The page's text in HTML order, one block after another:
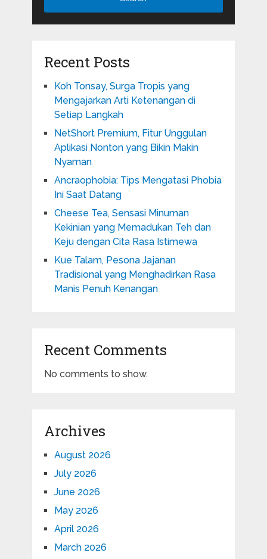
Recent Posts
Koh Tonsay, Surga Tropis yang
Mengajarkan Arti Ketenangan di
Setiap Langkah
NetShort Premium, Fitur Unggulan
Aplikasi Nonton yang Bikin Makin
Nyaman
Ancraophobia: Tips Mengatasi Phobia
Ini Saat Datang
Cheese Tea, Sensasi Minuman
Kekinian yang Memadukan Teh dan
Keju dengan Cita Rasa Istimewa
Kue Talam, Pesona Jajanan
Tradisional yang Menghadirkan Rasa
Manis Penuh Kenangan
Recent Comments
No comments to show.
Archives
August 2026
July 2026
June 2026
May 2026
April 2026
March 2026